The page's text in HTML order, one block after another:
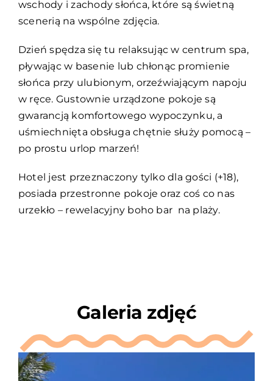
wschody i zachody słońca, które są świetną
scenerią na wspólne zdjęcia.
Dzień spędza się tu relaksując w centrum spa,
pływając w basenie lub chłonąc promienie
słońca przy ulubionym, orzeźwiającym napoju
w ręce. Gustownie urządzone pokoje są
gwarancją komfortowego wypoczynku, a
uśmiechnięta obsługa chętnie służy pomocą –
po prostu urlop marzeń!
Hotel jest przeznaczony tylko dla gości (+18),
posiada przestronne pokoje oraz coś co nas
urzekło – rewelacyjny boho bar na plaży.
Galeria zdjęć